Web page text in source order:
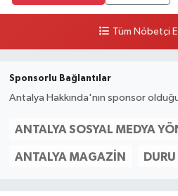
Tüm Nöbetçi
Sponsorlu Bağlantılar
Antalya Hakkında'nın sponsor olduğu
ANTALYA SOSYAL MEDYA
ANTALYA MAGAZIN